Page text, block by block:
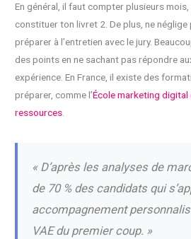
En général, il faut compter plusieurs
constituer ton livret 2. De plus, ne néglige
préparer à l’entretien avec le jury.
des points en ne sachant pas répondre
expérience. En France, il existe des
préparer, comme l’École marketing
ressources.
« D’après les analyses de
de 70 % des candidats qui
accompagnement
VAE du premier coup. »